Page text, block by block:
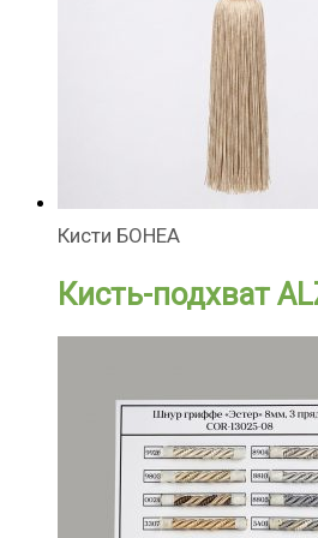
Кисти БОНЕА
Кисть-подхват